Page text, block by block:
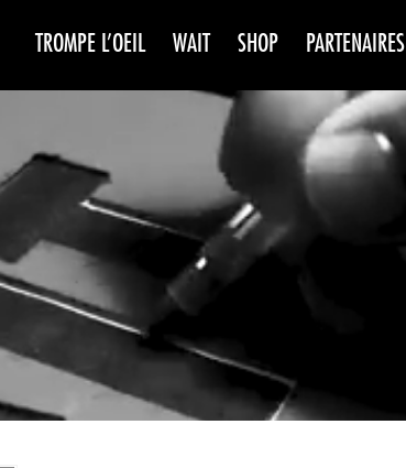
TROMPE L’OEIL WAIT SHOP
WAIT
SAISONS
PARTENAIRES